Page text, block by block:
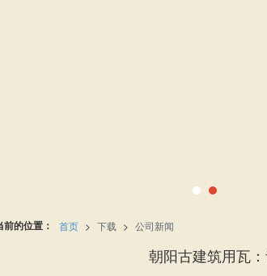
前的位置： 首页 > 下载 > 公司新闻
朝阳古建筑用瓦